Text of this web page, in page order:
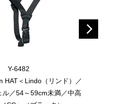
Y-6482
HAT＜Lindo（リンド）／
ル／54～59cm未満／中高